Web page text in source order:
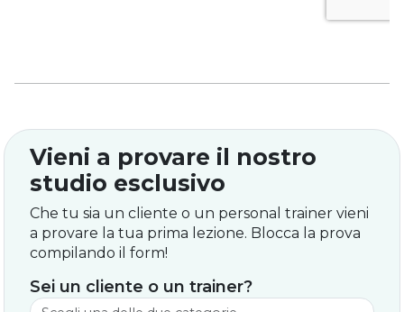
Vieni a provare il nostro
studio esclusivo
Che tu sia un cliente o un personal trainer vieni
a provare la tua prima lezione. Blocca la prova
compilando il form!
Sei un cliente o un trainer?